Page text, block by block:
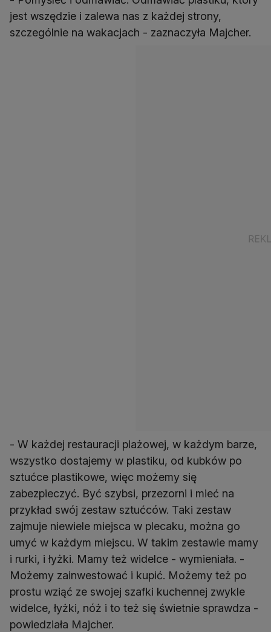
jest wszędzie i zalewa nas z każdej strony,
szczególnie na wakacjach - zaznaczyła Majcher.
- W każdej restauracji plażowej, w każdym barze,
wszystko dostajemy w plastiku, od kubków po
sztućce plastikowe, więc możemy się
zabezpieczyć. Być szybsi, przezorni i mieć na
przykład swój zestaw sztućców. Taki zestaw
zajmuje niewiele miejsca w plecaku, można go
umyć w każdym miejscu. W takim zestawie mamy
i rurki, i łyżki. Mamy też widelce - wymieniała. -
Możemy zainwestować i kupić. Możemy też po
prostu wziąć ze swojej szafki kuchennej zwykle
widelce, łyżki, nóż i to też się świetnie sprawdza -
powiedziała Majcher.